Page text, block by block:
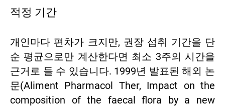
적정 기간
개인마다 편차가 크지만, 권장 섭취 기간을 단
순 평균으로만 계산한다면 최소 3주의 시간을
근거로 들 수 있습니다. 1999년 발표된 해외 논
문(Aliment Pharmacol Ther, Impact on the
composition of the faecal flora by a new